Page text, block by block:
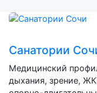
Санатории
Медицинский
дыхания, зрение,